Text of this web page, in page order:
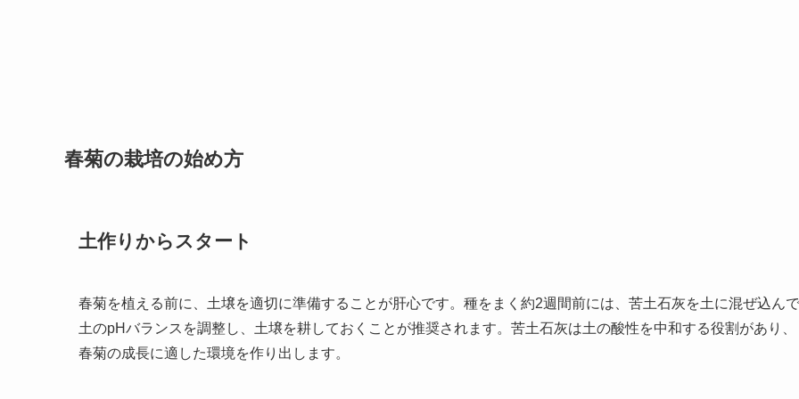
春菊の栽培の始め方
土作りからスタート
春菊を植える前に、土壌を適切に準備することが肝心です。種をまく約2週間前には、苦土石灰を土に混ぜ込んで
土のpHバランスを調整し、土壌を耕しておくことが推奨されます。苦土石灰は土の酸性を中和する役割があり、
春菊の成長に適した環境を作り出します。